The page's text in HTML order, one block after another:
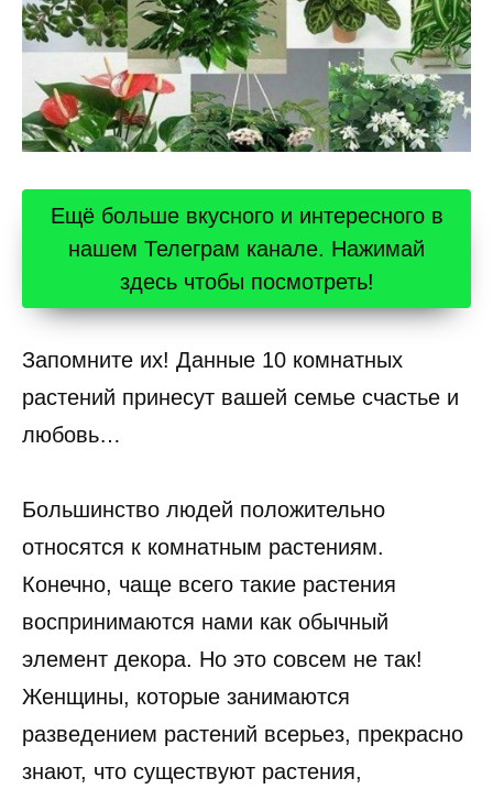
Ещё больше вкусного и интересного в
нашем Телеграм канале. Нажимай
здесь чтобы посмотреть!
Запомните их! Данные 10 комнатных
растений принесут вашей семье счастье и
любовь…
Большинство людей положительно
относятся к комнатным растениям.
Конечно, чаще всего такие растения
воспринимаются нами как обычный
элемент декора. Но это совсем не так!
Женщины, которые занимаются
разведением растений всерьез, прекрасно
знают, что существуют растения,